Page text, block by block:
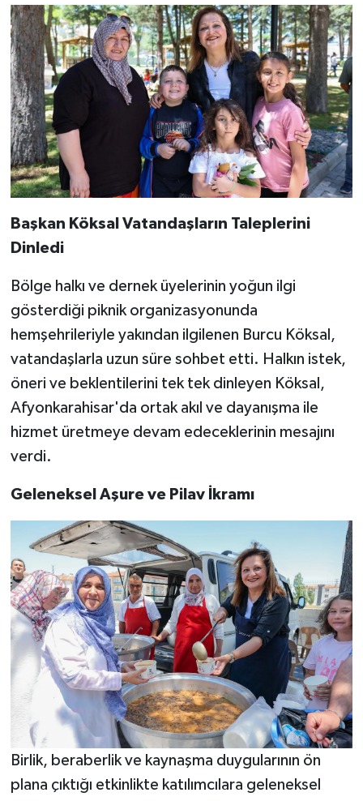
Başkan Köksal Vatandaşların Taleplerini
Dinledi
Bölge halkı ve dernek üyelerinin yoğun ilgi
gösterdiği piknik organizasyonunda
hemşehrileriyle yakından ilgilenen Burcu Köksal,
vatandaşlarla uzun süre sohbet etti. Halkın istek,
öneri ve beklentilerini tek tek dinleyen Köksal,
Afyonkarahisar'da ortak akıl ve dayanışma ile
hizmet üretmeye devam edeceklerinin mesajını
verdi.
Geleneksel Aşure ve Pilav İkramı
Birlik, beraberlik ve kaynaşma duygularının ön
plana çıktığı etkinlikte katılımcılara geleneksel